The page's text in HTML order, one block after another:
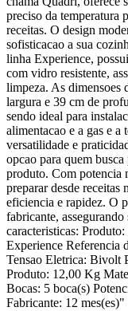
preciso da temperatura
receitas. O design
sofisticacao a sua
linha Experience,
com vidro resistente,
limpeza. As dimensoes
largura e 39 cm de
sendo ideal para
alimentacao e a gas e
versatilidade e
opcao para quem
produto. Com potencia
preparar desde receitas
eficiencia e rapidez. O
fabricante,
caracteristicas:
Experience Referencia
Tensao Eletrica: Bivolt
Produto: 12,00 Kg
Bocas: 5 boca(s)
Fabricante: 12 mes(es)"